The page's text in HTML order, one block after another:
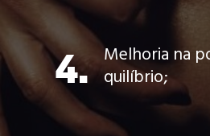
4. Melhoria na
quilíbrio;